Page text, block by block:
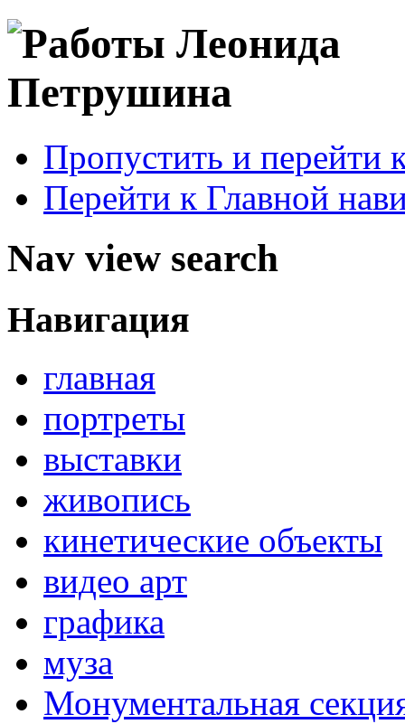
Пропустить и перейти
Перейти к Главной
Nav view search
Навигация
главная
портреты
выставки
живопись
кинетические объекты
видео арт
графика
муза
Монументальная